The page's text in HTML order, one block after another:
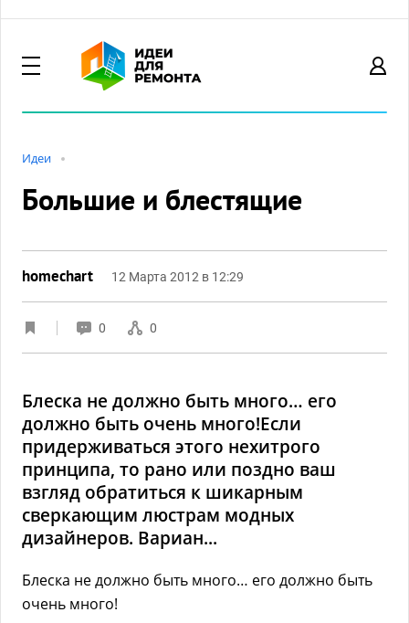
Идеи
Большие и блестящие
homechart 12 Марта 2012 в 12:29
0 0
Блеска не должно быть много… его
должно быть очень много!Если
придерживаться этого нехитрого
принципа, то рано или поздно ваш
взгляд обратиться к шикарным
сверкающим люстрам модных
дизайнеров. Вариан...
Блеска не должно быть много… его должно быть
очень много!